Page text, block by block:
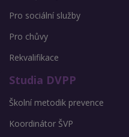
Pro sociální služby
Pro chůvy
Rekvalifikace
Studia DVPP
Školní metodik prevence
Koordinátor ŠVP